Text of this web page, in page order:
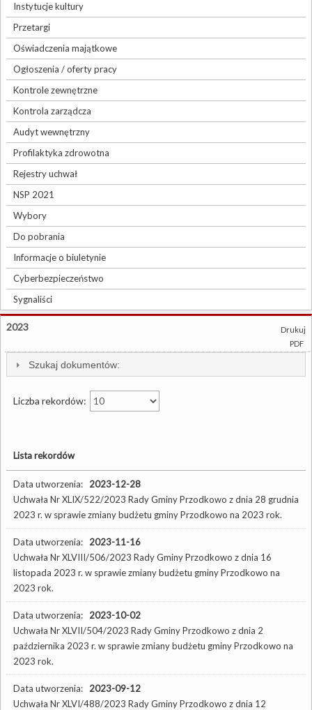
Instytucje kultury
Przetargi
Oświadczenia majątkowe
Ogłoszenia / oferty pracy
Kontrole zewnętrzne
Kontrola zarządcza
Audyt wewnętrzny
Profilaktyka zdrowotna
Rejestry uchwał
NSP 2021
Wybory
Do pobrania
Informacje o biuletynie
Cyberbezpieczeństwo
Sygnaliści
Drukuj
PDF
2023
Szukaj dokumentów:
Liczba rekordów:
Lista rekordów
Data utworzenia: 2023-12-28
Uchwała Nr XLIX/522/2023 Rady Gminy Przodkowo z dnia 28 grudnia
2023 r. w sprawie zmiany budżetu gminy Przodkowo na 2023 rok.
Data utworzenia: 2023-11-16
Uchwała Nr XLVIII/506/2023 Rady Gminy Przodkowo z dnia 16
listopada 2023 r. w sprawie zmiany budżetu gminy Przodkowo na
2023 rok.
Data utworzenia: 2023-10-02
Uchwała Nr XLVII/504/2023 Rady Gminy Przodkowo z dnia 2
października 2023 r. w sprawie zmiany budżetu gminy Przodkowo na
2023 rok.
Data utworzenia: 2023-09-12
Uchwała Nr XLVI/488/2023 Rady Gminy Przodkowo z dnia 12